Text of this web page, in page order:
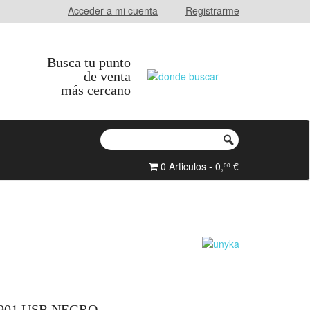
Acceder a mi cuenta Registrarme
Busca tu punto
de venta
más cercano
0 Articulos - 0,00 €